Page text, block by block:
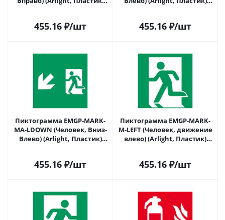
455.16 ₽/шт 455.16 ₽/шт
Пиктограмма EMGP-MARK-
MA-LDOWN (Человек, Вниз-
Влево) (Arlight, Пластик)
455.16 ₽/шт
Пиктограмма EMGP-MARK-
M-LEFT (Человек, движение
влево) (Arlight, Пластик)
455.16 ₽/шт